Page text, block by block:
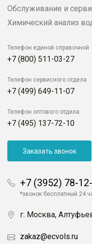
Обслуживание и
Химический анализ
Телефон единой справочной
+7 (800) 511-03-27
Телефон сервисного отдела
+7 (499) 649-11-07
Телефон оптового отдела
+7 (495) 137-72-10
Заказать звонок
+7 (3952) 78-
*звонок бесплатный 24
г. Москва,
zakaz@ecvols.ru